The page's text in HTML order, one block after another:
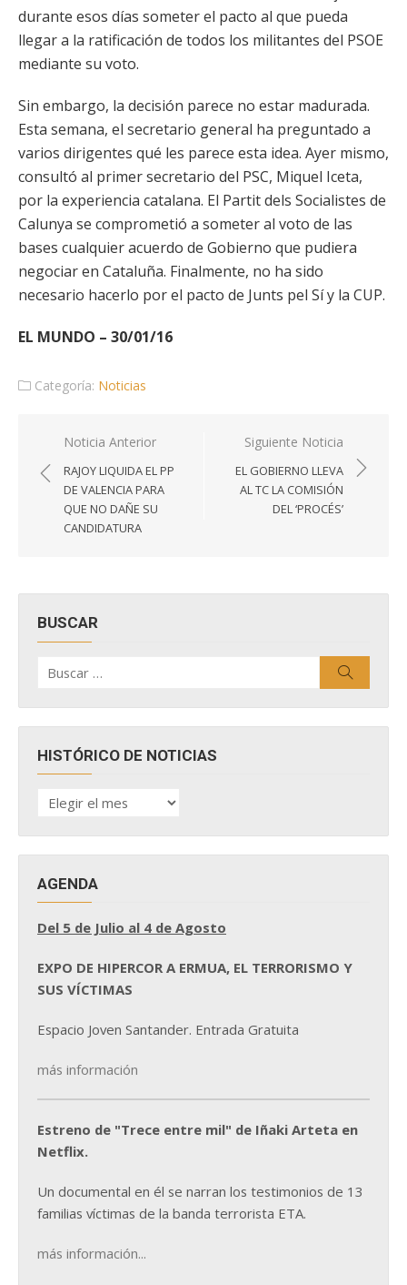
durante esos días someter el pacto al que pueda
llegar a la ratificación de todos los militantes del PSOE
mediante su voto.
Sin embargo, la decisión parece no estar madurada.
Esta semana, el secretario general ha preguntado a
varios dirigentes qué les parece esta idea. Ayer mismo,
consultó al primer secretario del PSC, Miquel Iceta,
por la experiencia catalana. El Partit dels Socialistes de
Calunya se comprometió a someter al voto de las
bases cualquier acuerdo de Gobierno que pudiera
negociar en Cataluña. Finalmente, no ha sido
necesario hacerlo por el pacto de Junts pel Sí y la CUP.
EL MUNDO – 30/01/16
Categoría: Noticias
Navegación
de
entradas
Noticia Anterior
RAJOY LIQUIDA EL PP
DE VALENCIA PARA
QUE NO DAÑE SU
CANDIDATURA
Siguiente Noticia
EL GOBIERNO LLEVA
AL TC LA COMISIÓN
DEL ‘PROCÉS’
BUSCAR
por:
HISTÓRICO DE NOTICIAS
HISTÓRICO
DE
AGENDA
Del 5 de Julio al 4 de Agosto
EXPO DE HIPERCOR A ERMUA, EL TERRORISMO Y
SUS VÍCTIMAS
Espacio Joven Santander. Entrada Gratuita
más información
Estreno de "Trece entre mil" de Iñaki Arteta en
Netflix.
Un documental en él se narran los testimonios de 13
familias víctimas de la banda terrorista ETA.
más información...